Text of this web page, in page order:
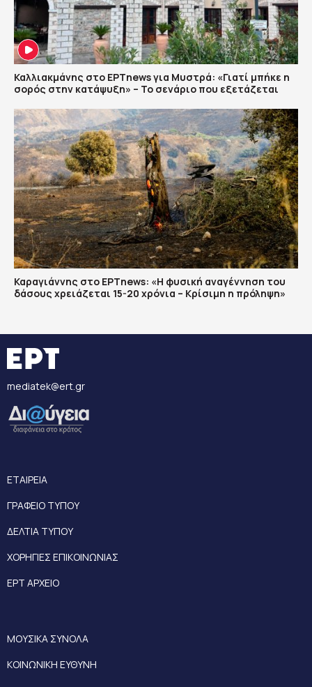
Καλλιακμάνης στο ΕΡΤnews για Μυστρά: «Γιατί μπήκε η
σορός στην κατάψυξη» – Το σενάριο που εξετάζεται
Καραγιάννης στο ΕΡΤnews: «Η φυσική αναγέννηση του
δάσους χρειάζεται 15-20 χρόνια – Κρίσιμη η πρόληψη»
mediatek@ert.gr
ΕΤΑΙΡΕΙΑ
ΓΡΑΦΕΙΟ ΤΥΠΟΥ
ΔΕΛΤΙΑ ΤΥΠΟΥ
ΧΟΡΗΓΙΕΣ ΕΠΙΚΟΙΝΩΝΙΑΣ
ΕΡΤ ΑΡΧΕΙΟ
ΜΟΥΣΙΚΑ ΣΥΝΟΛΑ
ΚΟΙΝΩΝΙΚΗ ΕΥΘΥΝΗ